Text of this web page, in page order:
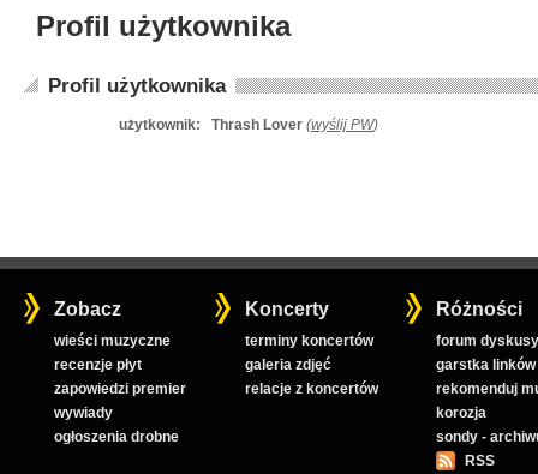
Profil użytkownika
Profil użytkownika
użytkownik: Thrash Lover (wyślij PW)
Zobacz
wieści muzyczne
recenzje płyt
zapowiedzi premier
wywiady
ogłoszenia drobne
Koncerty
terminy koncertów
galeria zdjęć
relacje z koncertów
Różności
forum
garstka linków
rekomenduj
korozja
sondy -
RSS